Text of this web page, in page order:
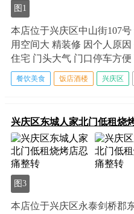
图1
本店位于兴庆区中山街107
用空间大 精装修 因个人原
住宅 门头大气 门口停车方
餐饮美食 饭店酒楼 兴庆区
兴庆区东城人家北门低租烧
图3
本店位于兴庆区永泰剑桥郡